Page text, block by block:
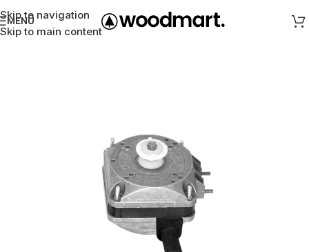
Skip to navigation
Skip to main content
MENÜ